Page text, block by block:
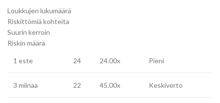
Loukkujen lukumäärä
Riskittömiä kohteita
Suurin kerroin
Riskin määrä
1 este 24 24.00x Pieni
3 miinaa 22 45.00x Keskiverto